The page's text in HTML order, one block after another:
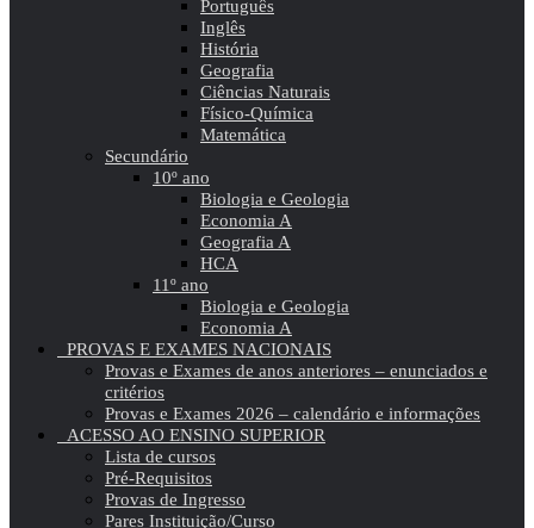
Português
Inglês
História
Geografia
Ciências Naturais
Físico-Química
Matemática
Secundário
10º ano
Biologia e Geologia
Economia A
Geografia A
HCA
11º ano
Biologia e Geologia
Economia A
PROVAS E EXAMES NACIONAIS
Provas e Exames de anos anteriores – enunciados e
critérios
Provas e Exames 2026 – calendário e informações
ACESSO AO ENSINO SUPERIOR
Lista de cursos
Pré-Requisitos
Provas de Ingresso
Pares Instituição/Curso